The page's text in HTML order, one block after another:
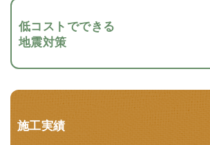
低コストでできる
地震対策
施工実績